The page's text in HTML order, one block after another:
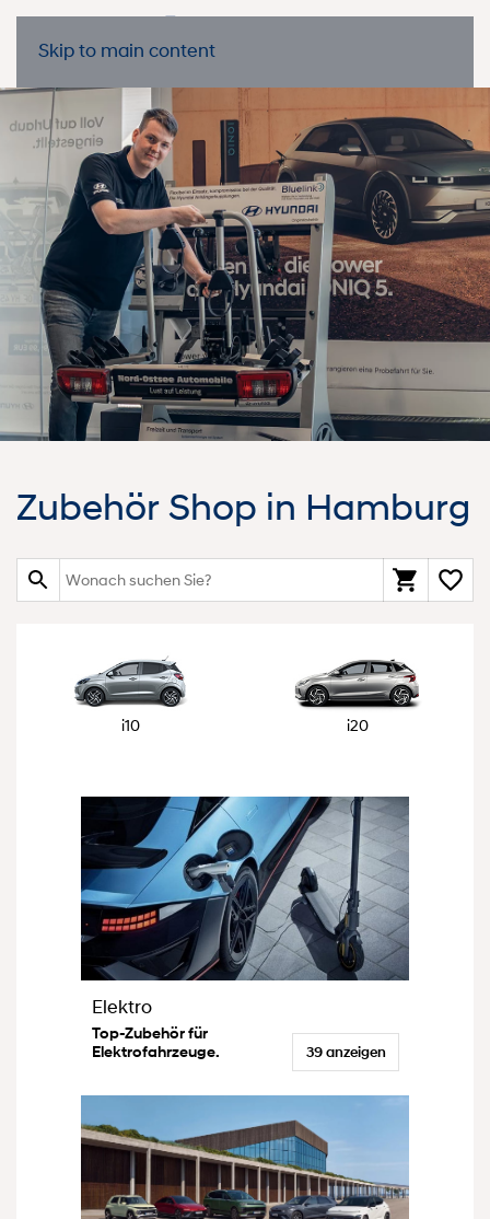
Skip to main content
Zubehör Shop in Hamburg
i10 i20
Elektro
Top-Zubehör für
Elektrofahrzeuge.
39 anzeigen